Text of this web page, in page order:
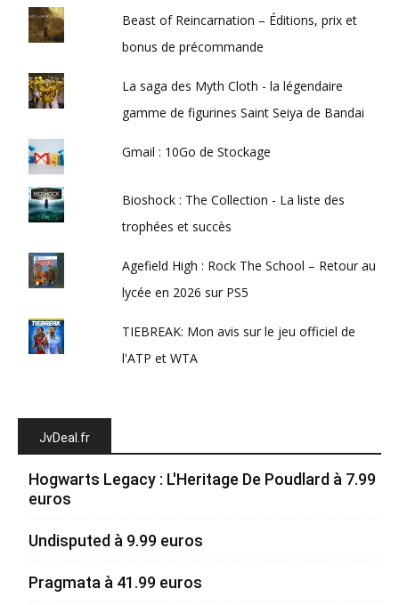
Beast of Reincarnation – Éditions, prix et
bonus de précommande
La saga des Myth Cloth - la légendaire
gamme de figurines Saint Seiya de Bandai
Gmail : 10Go de Stockage
Bioshock : The Collection - La liste des
trophées et succès
Agefield High : Rock The School – Retour au
lycée en 2026 sur PS5
TIEBREAK: Mon avis sur le jeu officiel de
l'ATP et WTA
JvDeal.fr
Hogwarts Legacy : L'Heritage De Poudlard à 7.99
euros
Undisputed à 9.99 euros
Pragmata à 41.99 euros